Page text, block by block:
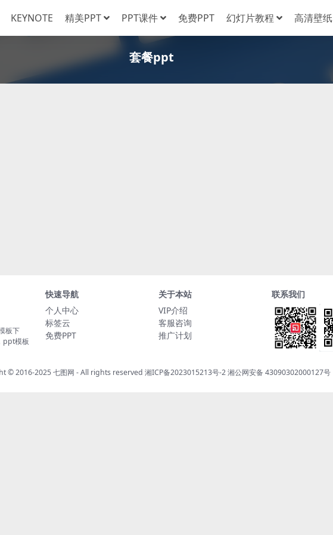
KEYNOTE 精美PPT PPT课件 免费PPT 幻灯片教程 高清壁纸
套餐ppt
板下
ppt模板
快速导航
个人中心
标签云
免费PPT
关于本站
VIP介绍
客服咨询
推广计划
联系我们
© 2016-2025七图网 - All rights reserved 湘ICP备2023015213号-2湘公网安备 43090302000127号